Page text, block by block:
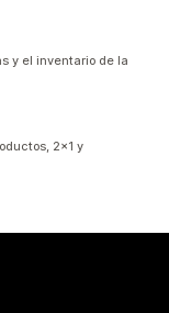
y el inventario de la
2x1 y